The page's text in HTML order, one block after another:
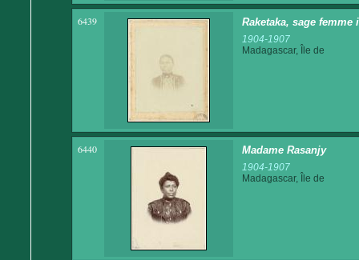
6439 Raketaka, sage femme
1904-1907
Madagascar, Île de
6440 Madame Rasanjy
1904-1907
Madagascar, Île de